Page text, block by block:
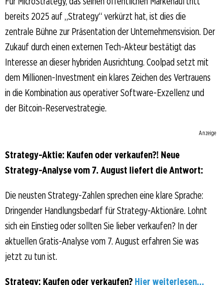
bereits 2025 auf „Strategy“ verkürzt hat, ist dies die
zentrale Bühne zur Präsentation der Unternehmensvision. Der
Zukauf durch einen externen Tech-Akteur bestätigt das
Interesse an dieser hybriden Ausrichtung. Coolpad setzt mit
dem Millionen-Investment ein klares Zeichen des Vertrauens
in die Kombination aus operativer Software-Exzellenz und
der Bitcoin-Reservestrategie.
Anzeige
Strategy-Aktie: Kaufen oder verkaufen?! Neue
Strategy-Analyse vom 7. August liefert die Antwort:
Die neusten Strategy-Zahlen sprechen eine klare Sprache:
Dringender Handlungsbedarf für Strategy-Aktionäre. Lohnt
sich ein Einstieg oder sollten Sie lieber verkaufen? In der
aktuellen Gratis-Analyse vom 7. August erfahren Sie was
jetzt zu tun ist.
Strategy: Kaufen oder verkaufen? Hier weiterlesen...